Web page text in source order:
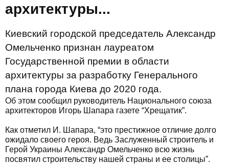
архитектуры...
Киевский городской председатель Александр
Омельченко признан лауреатом
Государственной премии в области
архитектуры за разработку Генерального
плана города Киева до 2020 года.
Об этом сообщил руководитель Национального союза
архитекторов Игорь Шапара газете “Хрещатик”.
Как отметил И. Шапара, “это престижное отличие долго
ожидало своего героя. Ведь Заслуженный строитель и
Герой Украины Александр Омельченко всю жизнь
посвятил строительству нашей страны и ее столицы”.